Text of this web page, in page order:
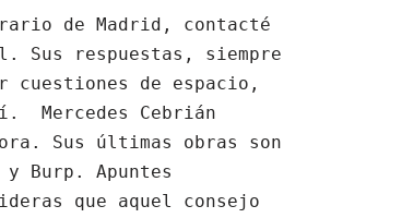
de Madrid, contacté
respuestas, siempre
cuestiones de espacio,
Mercedes Cebrián
Sus últimas obras son
Burp. Apuntes
que aquel consejo